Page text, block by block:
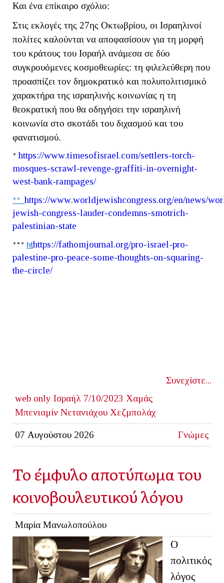
Και ένα επίκαιρο σχόλιο:
Στις εκλογές της 27ης Οκτωβρίου, οι Ισραηλινοί
πολίτες καλούνται να αποφασίσουν για τη μορφή
του κράτους του Ισραήλ ανάμεσα σε δύο
συγκρουόμενες κοσμοθεωρίες: τη φιλελεύθερη που
προασπίζει τον δημοκρατικό και πολυπολιτισμικό
χαρακτήρα της ισραηλινής κοινωνίας η τη
θεοκρατική που θα οδηγήσει την ισραηλινή
κοινωνία στο σκοτάδι του διχασμού και του
φανατισμού.
* https://www.timesofisrael.com/settlers-torch-
mosques-scrawl-revenge-graffiti-in-overnight-
west-bank-rampages/
** https://www.worldjewishcongress.org/en/news/
jewish-congress-lauder-condemns-smotrich-
palestinian-state
*** hthttps://fathomjournal.org/pro-israel-pro-
palestine-pro-peace-some-thoughts-on-squaring-
the-circle/
Συνεχίστε...
web only Ισραήλ 7/10/2023 Χαμάς
Μπενιαμίν Νετανιάχου Χεζμπολάχ
07 Αυγούστου 2026 Γνώμες
Το έμφυλο αποτύπωμα του
κοινοβουλευτικού λόγου
Μαρία Μανωλοπούλου
Ο
πολιτικός
λόγος